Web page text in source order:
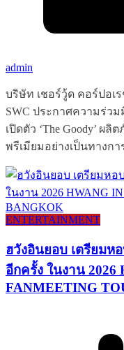
admin
บริษัท เชอร์วู้ด คอร์ปอเ
SWC ประกาศความร่ว
เปิดตัว ‘The Goody’ ผ
พรีเมียมอย่างเป็นทางก
ENTERTAINMENT
ฮวังอินยอบ เตรียม
อีกครั้ง ในงาน 2026
FANMEETING